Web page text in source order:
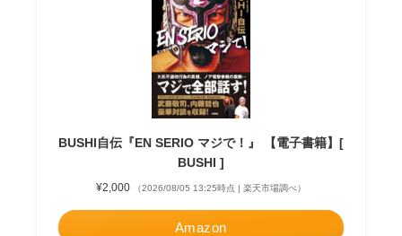
BUSHI自伝『EN SERIO マジで！』 【電子書籍】[
BUSHI ]
¥2,000 （2026/08/05 13:25時点 | 楽天市場調べ）
Amazon